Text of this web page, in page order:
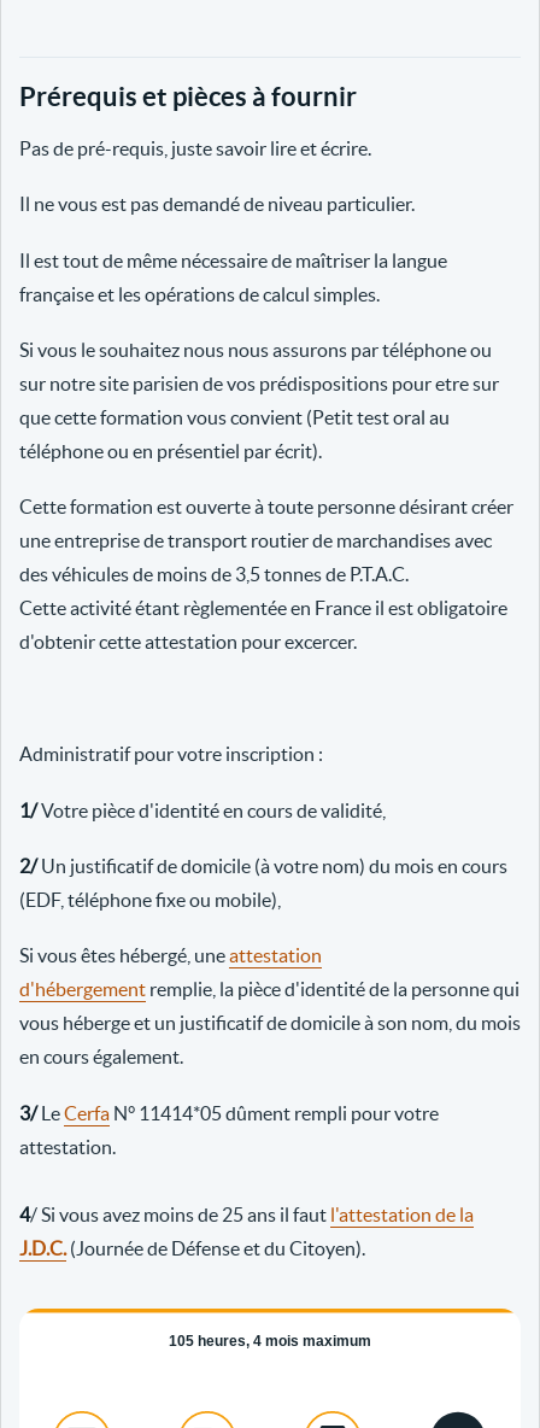
Prérequis et pièces à fournir
Pas de pré-requis, juste savoir lire et écrire.
Il ne vous est pas demandé de niveau particulier.
Il est tout de même nécessaire de maîtriser la langue
française et les opérations de calcul simples.
Si vous le souhaitez nous nous assurons par téléphone ou
sur notre site parisien de vos prédispositions pour etre sur
que cette formation vous convient (Petit test oral au
téléphone ou en présentiel par écrit).
Cette formation est ouverte à toute personne désirant créer
une entreprise de transport routier de marchandises avec
des véhicules de moins de 3,5 tonnes de P.T.A.C.
Cette activité étant règlementée en France il est obligatoire
d'obtenir cette attestation pour excercer.
Administratif pour votre inscription :
1/Votre pièce d'identité en cours de validité,
2/Un justificatif de domicile (à votre nom) du mois en cours
(EDF, téléphone fixe ou mobile),
Si vous êtes hébergé, uneattestation
d'hébergement remplie, la pièce d'identité de la personne qui
vous héberge et un justificatif de domicile à son nom, du mois
en cours également.
3/LeCerfa N° 11414*05 dûment rempli pour votre
attestation.
4/ Si vous avez moins de 25 ans il faut l'attestation de la
J.D.C.(Journée de Défense et du Citoyen).